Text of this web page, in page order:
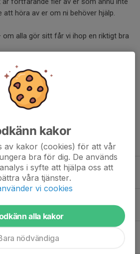
att höra av er om ni behöver hjälp.
om alla gör sitt får vi ihop en riktigt bra
2025
1
0
kakor
av kakor (cookies) för att vår
bra för dig. De används
i syfte att hjälpa oss att
våra tjänster.
vi cookies
alla kakor
nödvändiga